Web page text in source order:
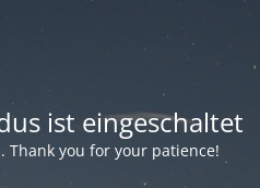
ist eingeschaltet
Thank you for your patience!